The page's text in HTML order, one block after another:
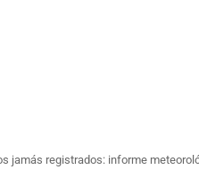
jamás registrados: informe